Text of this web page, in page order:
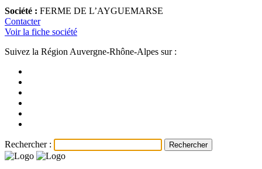
Société : FERME DE L’AYGUEMARSE
Contacter
Voir la fiche société
Suivez la Région Auvergne-Rhône-Alpes sur :
Rechercher :